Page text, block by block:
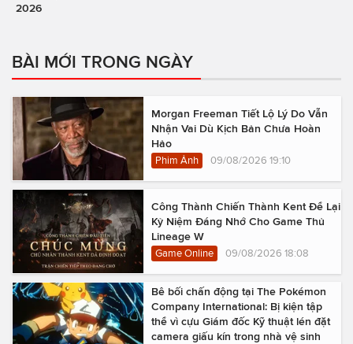
2026
BÀI MỚI TRONG NGÀY
Morgan Freeman Tiết Lộ Lý Do Vẫn
Nhận Vai Dù Kịch Bản Chưa Hoàn
Hảo
Phim Ảnh 09/08/2026 19:10
Công Thành Chiến Thành Kent Để Lại
Kỷ Niệm Đáng Nhớ Cho Game Thủ
Lineage W
Game Online 09/08/2026 18:08
Bê bối chấn động tại The Pokémon
Company International: Bị kiện tập
thể vì cựu Giám đốc Kỹ thuật lén đặt
camera giấu kín trong nhà vệ sinh